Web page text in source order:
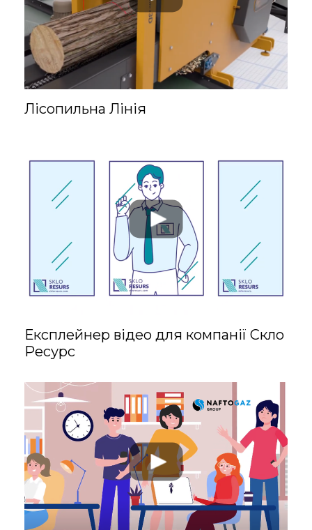
Лісопильна Лінія
Експлейнер відео для компанії Скло
Ресурс
працює у різних
стилях графіки і
завжди пропонує
дизайнерські
рішення, щоб
перетворити ідеї
візуалізації.
Designer.
Створює
справжню
естетику для
відеоанімації.